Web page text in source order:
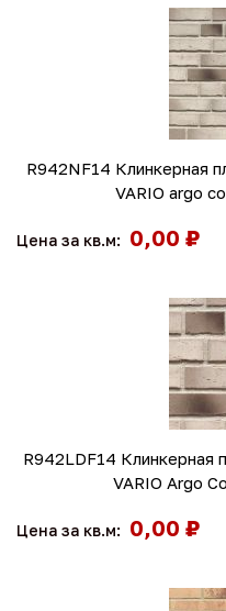
R942NF14 Клинкерная
VARIO argo
Цена за кв.м: 0,00 ₽
R942LDF14 Клинкерная
VARIO Argo
Цена за кв.м: 0,00 ₽